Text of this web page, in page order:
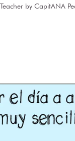
by CapitANA